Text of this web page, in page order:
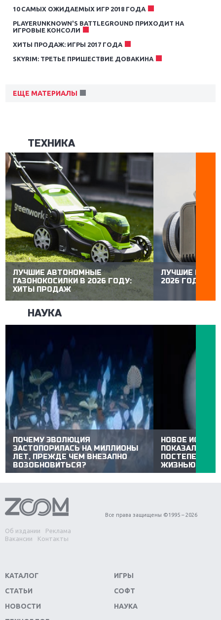
10 CАМЫХ ОЖИДАЕМЫХ ИГР 2018 ГОДА
PLAYERUNKNOWN'S BATTLEGROUND ПРИХОДИТ НА
ИГРОВЫЕ КОНСОЛИ
ХИТЫ ПРОДАЖ: ИГРЫ 2017 ГОДА
SKYRIM: ТРЕТЬЕ ПРИШЕСТВИЕ ДОВАКИНА
ЕЩЕ МАТЕРИАЛЫ
ТЕХНИКА
ЛУЧШИЕ АВТОНОМНЫЕ
ГАЗОНОКОСИЛКИ В 2026 ГОДУ:
ХИТЫ ПРОДАЖ
ЛУЧШИЕ
2026 ГОДУ:
НАУКА
ПОЧЕМУ ЭВОЛЮЦИЯ
ЗАСТОПОРИЛАСЬ НА МИЛЛИОНЫ
ЛЕТ, ПРЕЖДЕ ЧЕМ ВНЕЗАПНО
ВОЗОБНОВИТЬСЯ?
НОВОЕ
ПОКАЗАЛО,
ПОСТЕПЕННО
ЖИЗНЬЮ
Об издании
Реклама
Вакансии
Контакты
Все права защищены ©1995 – 2026
КАТАЛОГ
СТАТЬИ
НОВОСТИ
ИГРЫ
СОФТ
НАУКА